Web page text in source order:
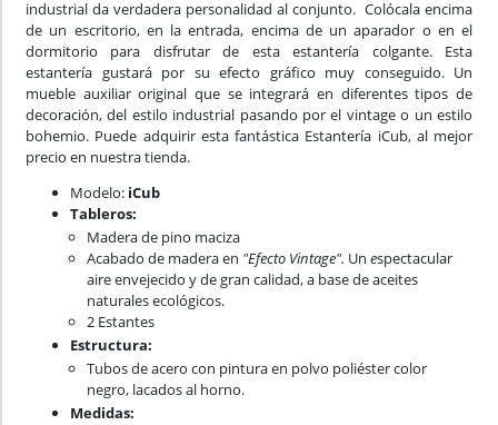
industrial da verdadera personalidad al conjunto. Colócala encima
de un escritorio, en la entrada, encima de un aparador o en el
dormitorio para disfrutar de esta estantería colgante. Esta
estantería gustará por su efecto gráfico muy conseguido. Un
mueble auxiliar original que se integrará en diferentes tipos de
decoración, del estilo industrial pasando por el vintage o un estilo
bohemio. Puede adquirir esta fantástica Estantería iCub, al mejor
precio en nuestra tienda.
Modelo: iCub
Tableros:
Madera de pino maciza
Acabado de madera en "Efecto Vintage". Un espectacular
aire envejecido y de gran calidad, a base de aceites
naturales ecológicos.
2 Estantes
Estructura:
Tubos de acero con pintura en polvo poliéster color
negro, lacados al horno.
Medidas: